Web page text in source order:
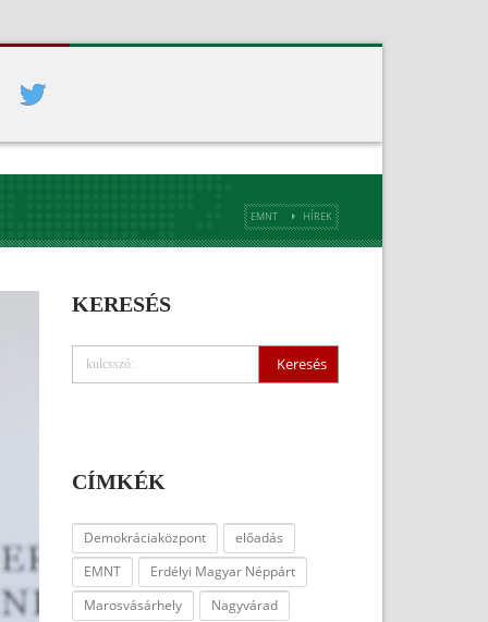
EMNT HÍREK
KERESÉS
CÍMKÉK
Demokráciaközpont
előadás
EMNT
Erdélyi Magyar Néppárt
Marosvásárhely
Nagyvárad